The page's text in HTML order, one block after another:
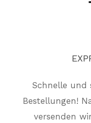
Schnelle und
Bestellungen!
versenden